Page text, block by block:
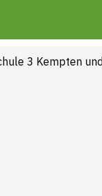
3 Kempten